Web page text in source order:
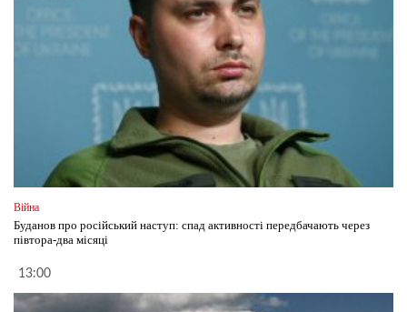
Війна
Буданов про російський наступ: спад активності передбачають через
півтора-два місяці
13:00